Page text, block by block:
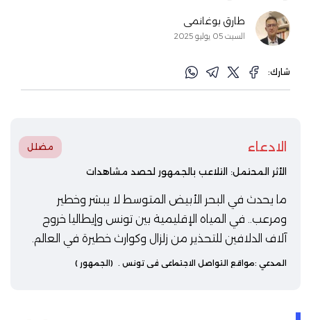
طارق بوغانمي
السبت 05 يوليو 2025
شارك:
الادعاء مضلل
الأثر المحتمل: التلاعب بالجمهور لحصد مشاهدات
ما يحدث في البحر الأبيض المتوسط لا يبشر وخطير
ومرعب.. في المياه الإقليمية بين تونس وإيطاليا خروج
آلاف الدلافين للتحذير من زلزال وكوارث خطيرة في العالم.
المدعي :مواقع التواصل الاجتماعي في تونس . (الجمهور )